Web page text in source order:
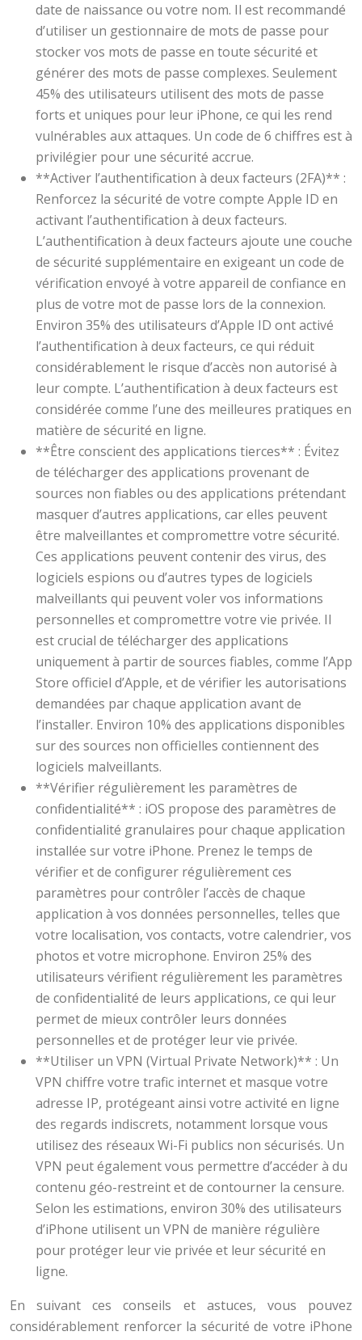
date de naissance ou votre nom. Il est recommandé
d’utiliser un gestionnaire de mots de passe pour
stocker vos mots de passe en toute sécurité et
générer des mots de passe complexes. Seulement
45% des utilisateurs utilisent des mots de passe
forts et uniques pour leur iPhone, ce qui les rend
vulnérables aux attaques. Un code de 6 chiffres est à
privilégier pour une sécurité accrue.
**Activer l’authentification à deux facteurs (2FA)** :
Renforcez la sécurité de votre compte Apple ID en
activant l’authentification à deux facteurs.
L’authentification à deux facteurs ajoute une couche
de sécurité supplémentaire en exigeant un code de
vérification envoyé à votre appareil de confiance en
plus de votre mot de passe lors de la connexion.
Environ 35% des utilisateurs d’Apple ID ont activé
l’authentification à deux facteurs, ce qui réduit
considérablement le risque d’accès non autorisé à
leur compte. L’authentification à deux facteurs est
considérée comme l’une des meilleures pratiques en
matière de sécurité en ligne.
**Être conscient des applications tierces** : Évitez
de télécharger des applications provenant de
sources non fiables ou des applications prétendant
masquer d’autres applications, car elles peuvent
être malveillantes et compromettre votre sécurité.
Ces applications peuvent contenir des virus, des
logiciels espions ou d’autres types de logiciels
malveillants qui peuvent voler vos informations
personnelles et compromettre votre vie privée. Il
est crucial de télécharger des applications
uniquement à partir de sources fiables, comme l’App
Store officiel d’Apple, et de vérifier les autorisations
demandées par chaque application avant de
l’installer. Environ 10% des applications disponibles
sur des sources non officielles contiennent des
logiciels malveillants.
**Vérifier régulièrement les paramètres de
confidentialité** : iOS propose des paramètres de
confidentialité granulaires pour chaque application
installée sur votre iPhone. Prenez le temps de
vérifier et de configurer régulièrement ces
paramètres pour contrôler l’accès de chaque
application à vos données personnelles, telles que
votre localisation, vos contacts, votre calendrier, vos
photos et votre microphone. Environ 25% des
utilisateurs vérifient régulièrement les paramètres
de confidentialité de leurs applications, ce qui leur
permet de mieux contrôler leurs données
personnelles et de protéger leur vie privée.
**Utiliser un VPN (Virtual Private Network)** : Un
VPN chiffre votre trafic internet et masque votre
adresse IP, protégeant ainsi votre activité en ligne
des regards indiscrets, notamment lorsque vous
utilisez des réseaux Wi-Fi publics non sécurisés. Un
VPN peut également vous permettre d’accéder à du
contenu géo-restreint et de contourner la censure.
Selon les estimations, environ 30% des utilisateurs
d’iPhone utilisent un VPN de manière régulière
pour protéger leur vie privée et leur sécurité en
ligne.
En suivant ces conseils et astuces, vous pouvez
considérablement renforcer la sécurité de votre iPhone